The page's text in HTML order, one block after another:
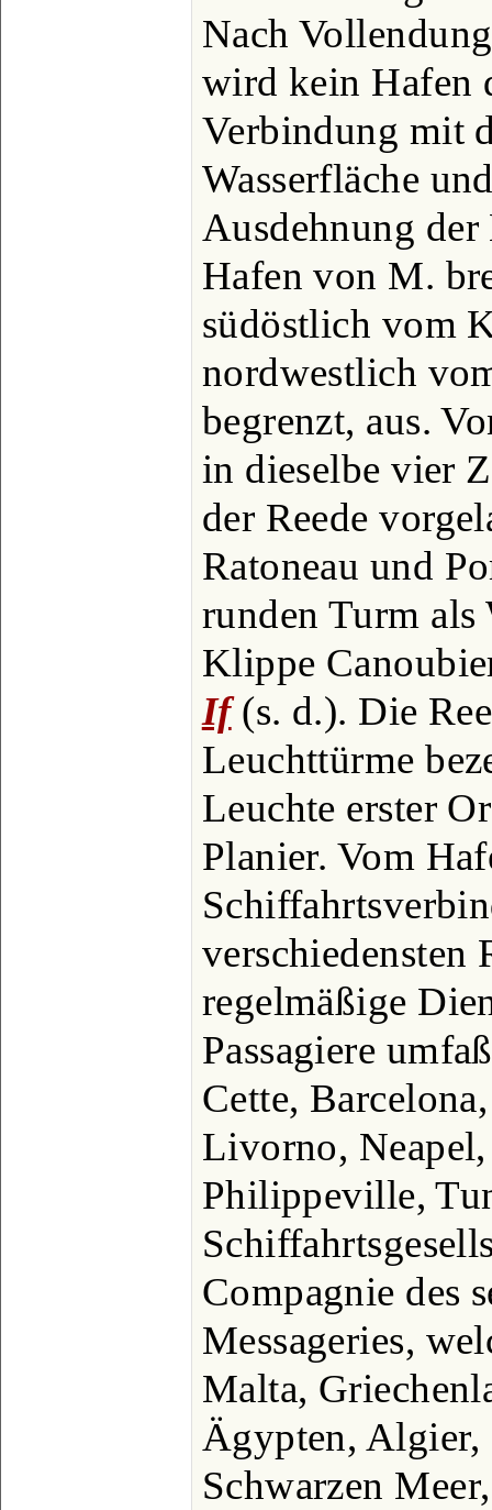
Nach
wird kein Hafen
Verbindung mit
Wasserfläche
Ausdehnung
Hafen von M.
südöstlich vom
nordwestlich
begrenzt, aus.
in dieselbe vier
der Reede
Ratoneau und
runden Turm als
Klippe
If(s. d.). Die
Leuchttürme
Leuchte erster
Planier. Vom
verschiedensten
regelmäßige
Passagiere
Cette,
Livorno,
Philippeville,
Compagnie des
Messageries,
Malta,
Ägypten, Algier,
Schwarzen